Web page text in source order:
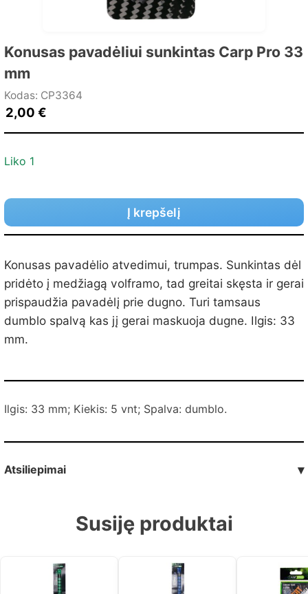
Konusas pavadėliui sunkintas Carp Pro 33
mm
Kodas: CP3364
2,00 €
Liko 1
Į krepšelį
Konusas pavadėlio atvedimui, trumpas. Sunkintas dėl
pridėto į medžiagą volframo, tad greitai skęsta ir gerai
prispaudžia pavadėlį prie dugno. Turi tamsaus
dumblo spalvą kas jį gerai maskuoja dugne. Ilgis: 33
mm.
Ilgis: 33 mm; Kiekis: 5 vnt; Spalva: dumblo.
Atsiliepimai ▾
Susiję produktai